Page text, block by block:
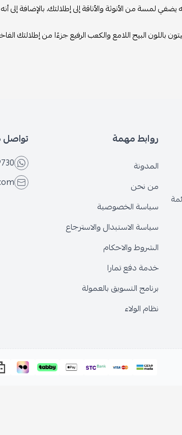
يضفي لمسة من الأنوثة والأناقة إلى إطلالتك، بالإضافة
باللون البيج اللامع والكعب الرفيع جزءًا من إطلالتك
روابط مهمة
المدونة
من نحن
سياسة الخصوصية
سياسة الاستبدال والاسترجاع
الشروط والاحكام
خدمة دفع تمارا
برنامج التسويق بالعمولة
نظام الولاء
تواصل